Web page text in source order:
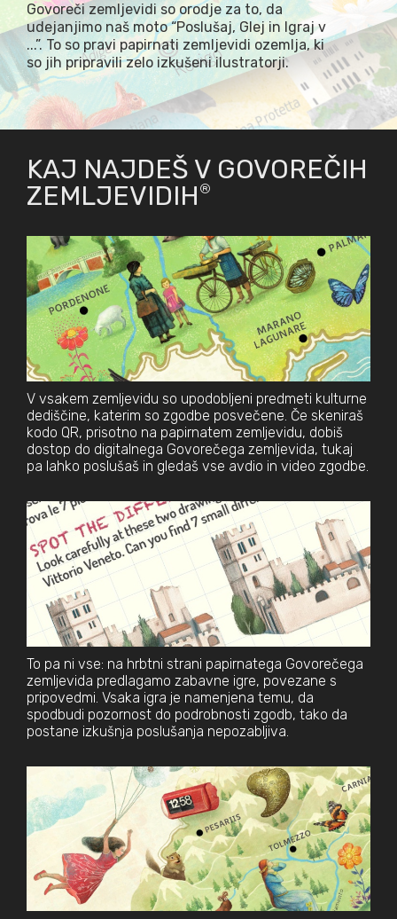
Govoreči zemljevidi so orodje za to, da
udejanjimo naš moto “Poslušaj, Glej in Igraj v
...”. To so pravi papirnati zemljevidi ozemlja, ki
so jih pripravili zelo izkušeni ilustratorji.
KAJ NAJDEŠ V GOVOREČIH
ZEMLJEVIDIH ®
V vsakem zemljevidu so upodobljeni predmeti kulturne
dediščine, katerim so zgodbe posvečene. Če skeniraš
kodo QR, prisotno na papirnatem zemljevidu, dobiš
dostop do digitalnega Govorečega zemljevida, tukaj
pa lahko poslušaš in gledaš vse avdio in video zgodbe.
To pa ni vse: na hrbtni strani papirnatega Govorečega
zemljevida predlagamo zabavne igre, povezane s
pripovedmi. Vsaka igra je namenjena temu, da
spodbudi pozornost do podrobnosti zgodb, tako da
postane izkušnja poslušanja nepozabljiva.